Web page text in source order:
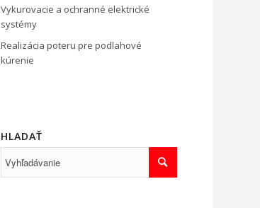
Vykurovacie a ochranné elektrické
systémy
Realizácia poteru pre podlahové
kúrenie
HLADAŤ